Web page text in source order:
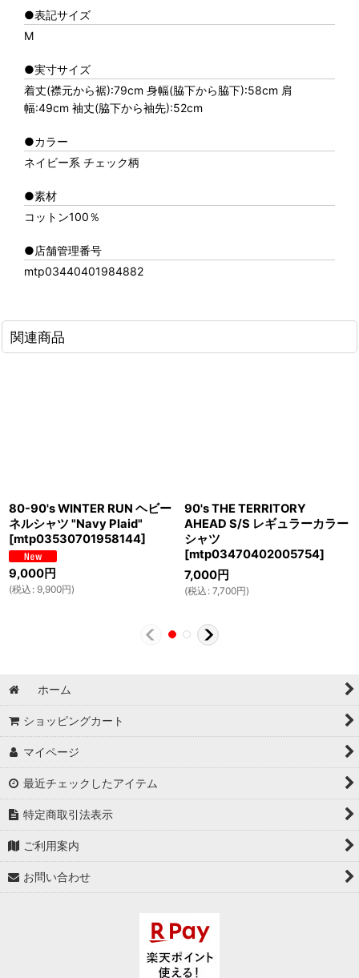
●表記サイズ
M
●実寸サイズ
着丈(襟元から裾):79cm 身幅(脇下から脇下):58cm 肩
幅:49cm 袖丈(脇下から袖先):52cm
●カラー
ネイビー系 チェック柄
●素材
コットン100％
●店舗管理番号
mtp03440401984882
関連商品
80-90's WINTER RUN ヘビー
ネルシャツ "Navy Plaid"
[mtp03530701958144]
9,000円
(税込 : 9,900円)
90's THE TERRITORY
AHEAD S/S レギュラーカラー
シャツ
[mtp03470402005754]
7,000円
(税込 : 7,700円)
ホーム
ショッピングカート
マイページ
最近チェックしたアイテム
特定商取引法表示
ご利用案内
お問い合わせ